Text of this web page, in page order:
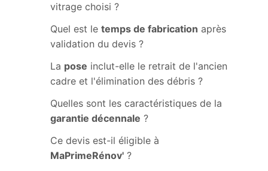
vitrage choisi ?
Quel est le temps de fabrication après
validation du devis ?
La pose inclut-elle le retrait de l'ancien
cadre et l'élimination des débris ?
Quelles sont les caractéristiques de la
garantie décennale ?
Ce devis est-il éligible à
MaPrimeRénov' ?